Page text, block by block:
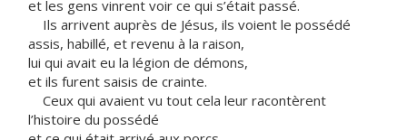
et les gens vinrent voir ce qui s’était passé.
Ils arrivent auprès de Jésus, ils voient le possédé
assis, habillé, et revenu à la raison,
lui qui avait eu la légion de démons,
et ils furent saisis de crainte.
Ceux qui avaient vu tout cela leur racontèrent
l’histoire du possédé